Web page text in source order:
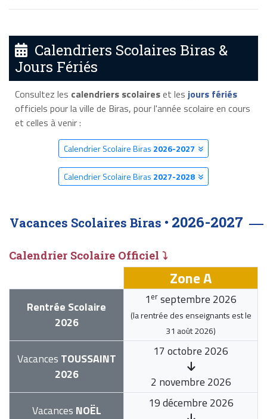
Calendriers Scolaires Biras &
Jours Fériés
Consultez les calendriers scolaireset les jours fériés
officiels pour la ville de Biras, pour l'année scolaire en cours
et celles à venir :
Calendrier Scolaire Biras 2026-2027
Calendrier Scolaire Biras 2027-2028
Vacances Scolaires Biras • 2026-2027
Calendrier Scolaire Officiel ⤵
Zone A
Rentrée Scolaire
2026
1 er septembre 2026
(la rentrée des enseignants est le
31 août 2026)
Vacances TOUSSAINT
2026
17 octobre 2026
2 novembre 2026
Vacances NOËL
19 décembre 2026